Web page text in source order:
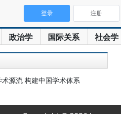
政治学 国际关系 社会学
登录 注册
源流 构建中国学术体系